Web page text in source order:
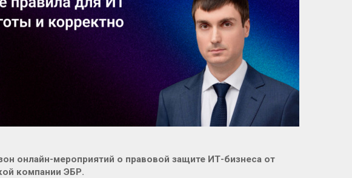
онлайн-мероприятий о правовой защите ИТ-бизнеса от
компании ЭБР.